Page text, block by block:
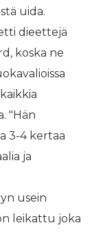
uida.
dieettejä
koska ne
"Hän
3-4 kertaa
ja
usein
leikattu joka